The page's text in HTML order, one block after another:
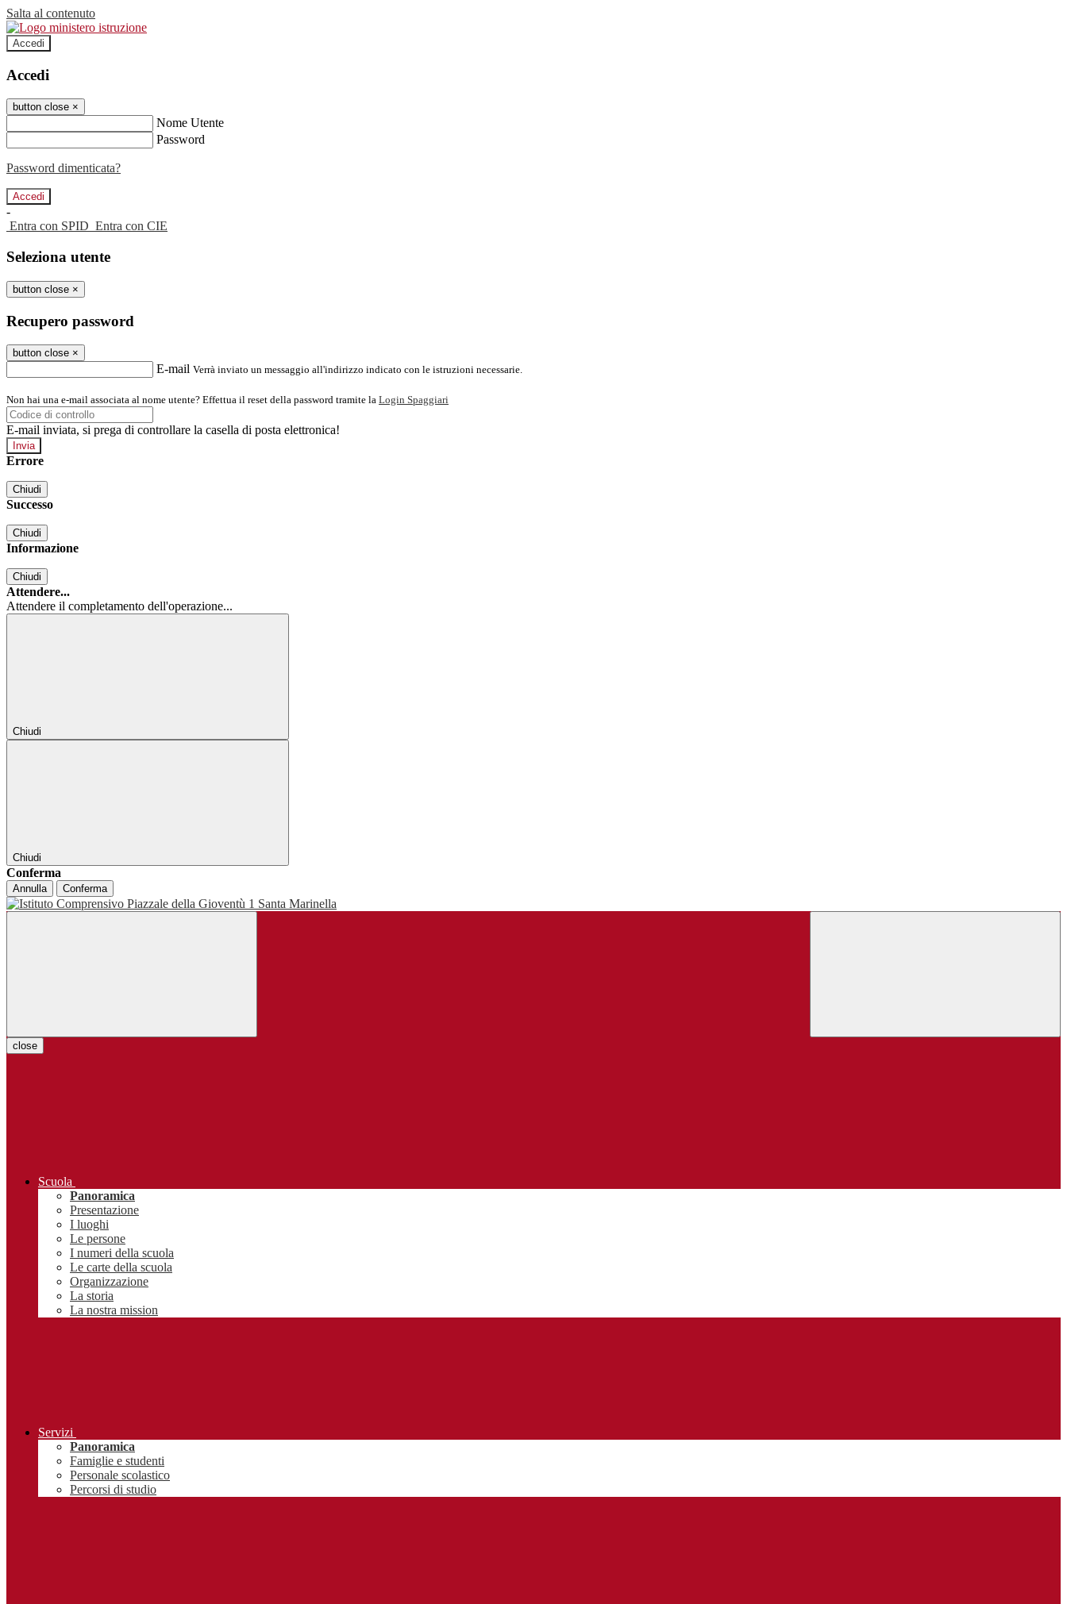
Salta al contenuto
Accedi
Accedi
button close ×
Nome Utente
Password
Password dimenticata?
-
Entra con SPID Entra con CIE
Seleziona utente
button close ×
Recupero password
button close ×
E-mail Verrà inviato un messaggio all'indirizzo indicato con le istruzioni necessarie.
Non hai una e-mail associata al nome utente? Effettua il reset della password tramite la Login Spaggiari
E-mail inviata, si prega di controllare la casella di posta elettronica!
Errore
Chiudi
Successo
Chiudi
Informazione
Chiudi
Attendere...
Attendere il completamento dell'operazione...
Chiudi
Chiudi
Conferma
Annulla Conferma
close
Scuola
Panoramica
Presentazione
I luoghi
Le persone
I numeri della scuola
Le carte della scuola
Organizzazione
La storia
La nostra mission
Servizi
Panoramica
Famiglie e studenti
Personale scolastico
Percorsi di studio